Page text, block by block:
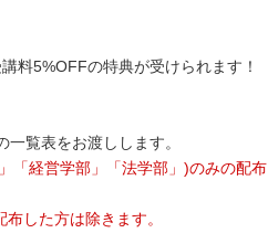
料5%OFFの特典が受けられます！
覧表をお渡しします。
「経営学部」「法学部」)のみの配布
した方は除きます。